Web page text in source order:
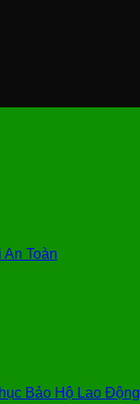
Toàn
Bảo Hộ Lao Động